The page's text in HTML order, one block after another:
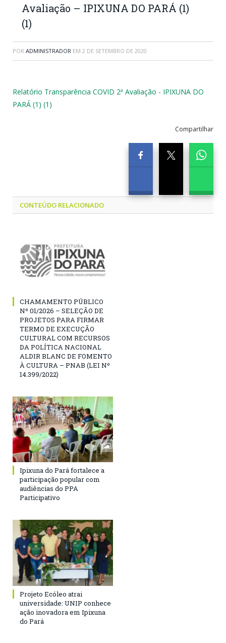
Avaliação – IPIXUNA DO PARÁ (1)
(1)
POR ADMINISTRADOR EM 2 DE SETEMBRO DE 2020
Relatório Transparência COVID 2ª Avaliação - IPIXUNA DO
PARÁ (1) (1)
Compartilhar
CONTEÚDO RELACIONADO
CHAMAMENTO PÚBLICO
Nº 01/2026 – SELEÇÃO DE
PROJETOS PARA FIRMAR
TERMO DE EXECUÇÃO
CULTURAL COM RECURSOS
DA POLÍTICA NACIONAL
ALDIR BLANC DE FOMENTO
À CULTURA – PNAB (LEI Nº
14.399/2022)
Ipixuna do Pará fortalece a
participação popular com
audiências do PPA
Participativo
Projeto Ecóleo atrai
universidade: UNIP conhece
ação inovadora em Ipixuna
do Pará